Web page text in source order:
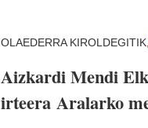
OLAEDERRA KIROLDEGITIK,
Aizkardi Mendi
irteera Aralarko